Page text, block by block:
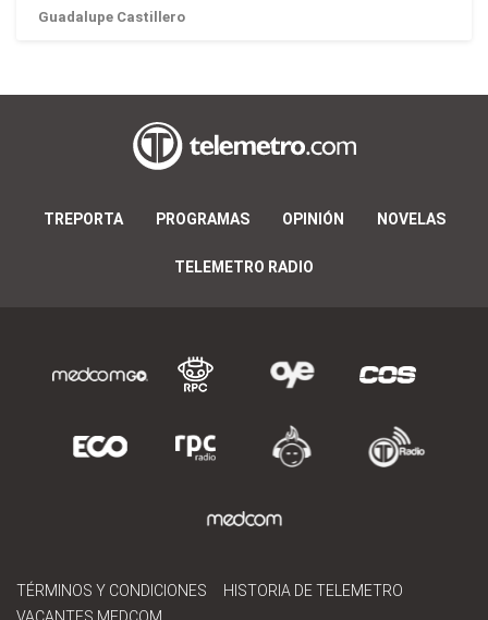
Guadalupe Castillero
TREPORTA PROGRAMAS OPINIÓN NOVELAS
TELEMETRO RADIO
TÉRMINOS Y CONDICIONES
HISTORIA DE TELEMETRO